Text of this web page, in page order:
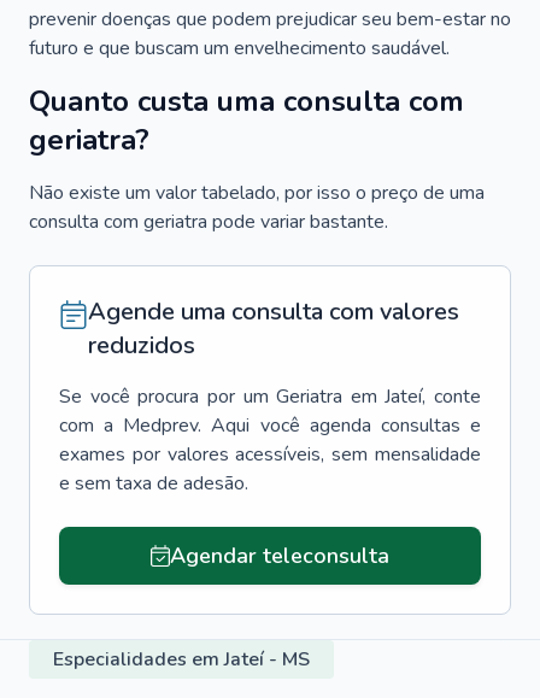
prevenir doenças que podem prejudicar seu bem-estar no
futuro e que buscam um envelhecimento saudável.
Quanto custa uma consulta com
geriatra?
Não existe um valor tabelado, por isso o preço de uma
consulta com geriatra pode variar bastante.
Agende uma consulta com valores
reduzidos
Se você procura por um Geriatra em Jateí, conte
com a Medprev. Aqui você agenda consultas e
exames por valores acessíveis, sem mensalidade
e sem taxa de adesão.
Agendar teleconsulta
Especialidades em Jateí - MS